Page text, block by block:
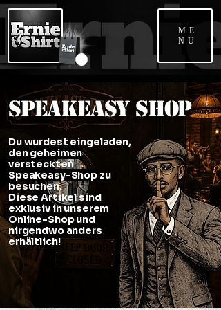
ME
NU
Speakeasy Shop
Du wurdest eingeladen,
dengeheimen
versteckten
Speakeasy-Shop zu
besuchen.
Diese Artikel sind
exklusivin unserem
Online-Shop und
nirgendwo anders
erhältlich!